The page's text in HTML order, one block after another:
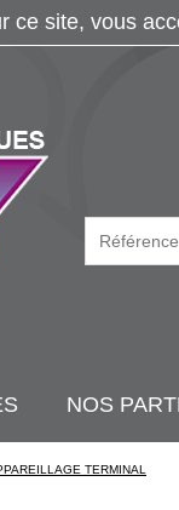
NOS
TERMINAL
ce site, vous